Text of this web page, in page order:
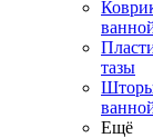
тазы
Ещё